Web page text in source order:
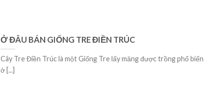
Ở ĐÂU BÁN GIỐNG TRE ĐIỀN TRÚC
Cây Tre Điền Trúc là một Giống Tre lấy măng được trồng phổ biến
ở [...]